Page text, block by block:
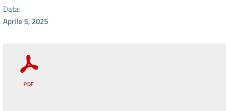
Data:
Aprile 5, 2025